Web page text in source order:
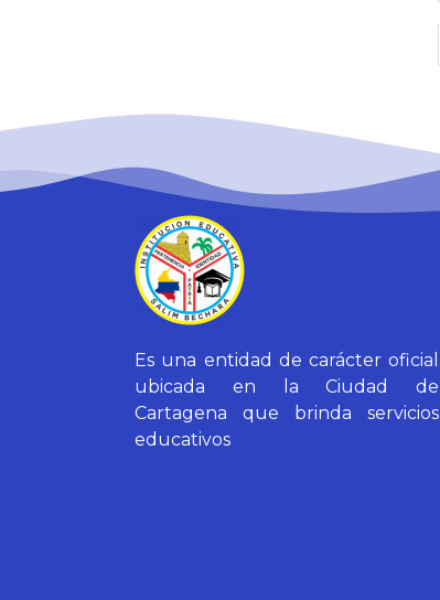
Es una entidad de carácter oficial
ubicada en la Ciudad de
Cartagena que brinda servicios
educativos